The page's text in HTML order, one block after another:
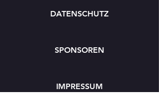
DATENSCHUTZ
SPONSOREN
IMPRESSUM